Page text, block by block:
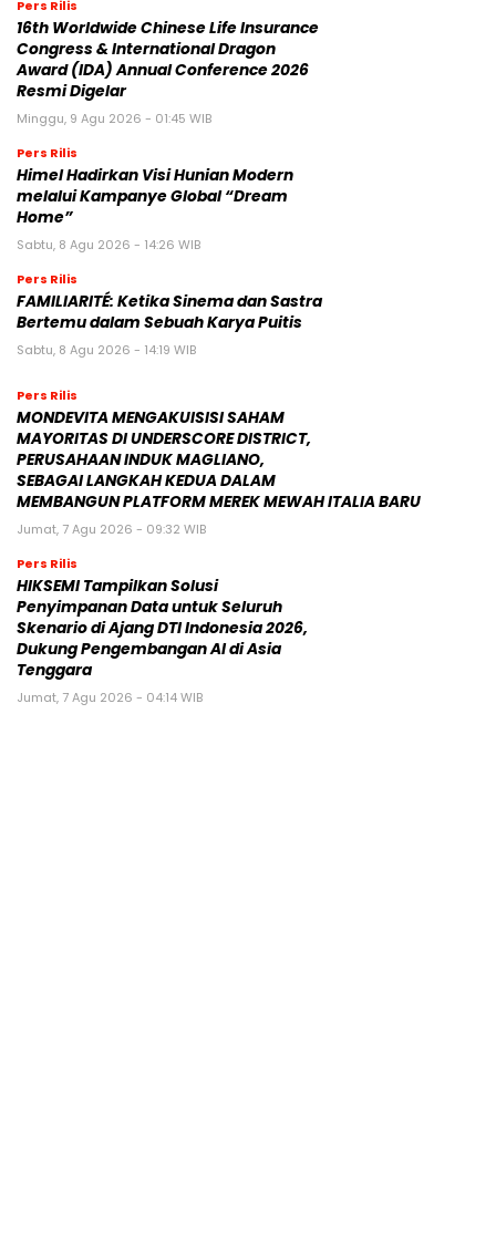
Pers Rilis
16th Worldwide Chinese Life Insurance
Congress & International Dragon
Award (IDA) Annual Conference 2026
Resmi Digelar
Minggu, 9 Agu 2026 - 01:45 WIB
Pers Rilis
Himel Hadirkan Visi Hunian Modern
melalui Kampanye Global “Dream
Home”
Sabtu, 8 Agu 2026 - 14:26 WIB
Pers Rilis
FAMILIARITÉ: Ketika Sinema dan Sastra
Bertemu dalam Sebuah Karya Puitis
Sabtu, 8 Agu 2026 - 14:19 WIB
Pers Rilis
MONDEVITA MENGAKUISISI SAHAM
MAYORITAS DI UNDERSCORE DISTRICT,
PERUSAHAAN INDUK MAGLIANO,
SEBAGAI LANGKAH KEDUA DALAM
MEMBANGUN PLATFORM MEREK MEWAH ITALIA BARU
Jumat, 7 Agu 2026 - 09:32 WIB
Pers Rilis
HIKSEMI Tampilkan Solusi
Penyimpanan Data untuk Seluruh
Skenario di Ajang DTI Indonesia 2026,
Dukung Pengembangan AI di Asia
Tenggara
Jumat, 7 Agu 2026 - 04:14 WIB